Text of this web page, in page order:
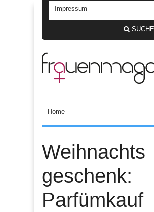
SUCHE
Weihnachts
geschenk:
Parfümkauf